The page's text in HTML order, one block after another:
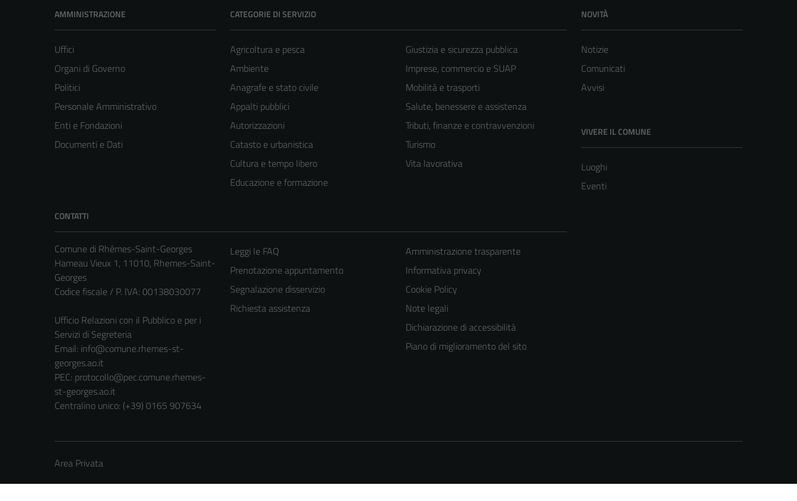
AMMINISTRAZIONE
Uffici
Organi di Governo
Politici
Personale Amministrativo
Enti e Fondazioni
Documenti e Dati
CATEGORIE DI SERVIZIO
Agricoltura e pesca
Ambiente
Anagrafe e stato civile
Appalti pubblici
Autorizzazioni
Catasto e urbanistica
Cultura e tempo libero
Educazione e formazione
Giustizia e sicurezza pubblica
Imprese, commercio e SUAP
Mobilità e trasporti
Salute, benessere e assistenza
Tributi, finanze e contravvenzioni
Turismo
Vita lavorativa
NOVITÀ
Notizie
Comunicati
Avvisi
VIVERE IL COMUNE
Luoghi
Eventi
CONTATTI
Comune di Rhêmes-Saint-Georges
Hameau Vieux 1, 11010, Rhemes-Saint-
Georges
Codice fiscale / P. IVA: 00138030077
Ufficio Relazioni con il Pubblico e per i
Servizi di Segreteria
Email: info@comune.rhemes-st-
georges.ao.it
PEC: protocollo@pec.comune.rhemes-
st-georges.ao.it
Centralino unico: (+39) 0165 907634
Leggi le FAQ
Prenotazione appuntamento
Segnalazione disservizio
Richiesta assistenza
Amministrazione trasparente
Informativa privacy
Cookie Policy
Note legali
Dichiarazione di accessibilità
Piano di miglioramento del sito
Area Privata